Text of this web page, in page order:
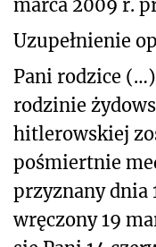
marca 2009 r.
Uzupełnienie
Pani rodzice
rodzinie
hitlerowskiej
pośmiertnie
przyznany dnia
wręczony 19